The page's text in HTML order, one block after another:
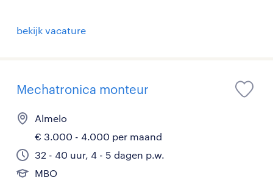
bekijk vacature
Mechatronica monteur
Almelo
€ 3.000 - 4.000 per maand
32 - 40 uur, 4 - 5 dagen p.w.
MBO